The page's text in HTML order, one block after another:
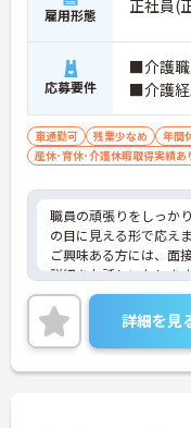
雇用形態 正社員(
応募要件
■介護職
■介護
車通勤可 残業少なめ 年間
産休･育休･介護休暇取得実績あ
職員の頑張りをしっか
の目に見える形で応え
ご興味ある方には、面
詳細をお話しいたしま
い！
詳細を見